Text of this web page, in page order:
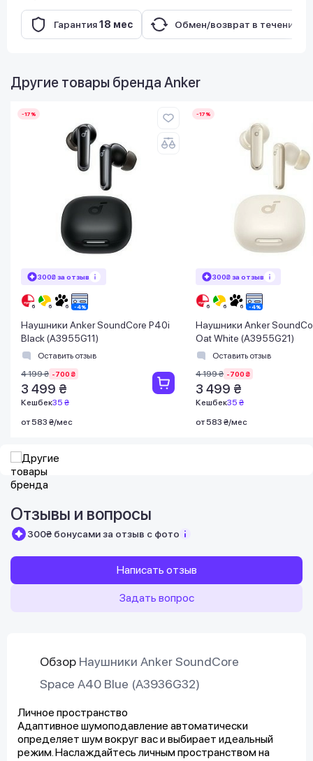
Гарантия18 мес Обмен/возврат в течение
Другие товары бренда Anker
-17%
300₴ за отзыв
Наушники Anker SoundCore P40i
Black (A3955G11)
Оставить отзыв
4 199 ₴ -700 ₴
3 499 ₴
Кешбек35 ₴
от 583 ₴/мес
-17%
300₴ за отзыв
Наушники Anker
Oat White (A3955G21)
Оставить отзыв
4 199 ₴ -700 ₴
3 499 ₴
Кешбек35 ₴
от 583 ₴/мес
Отзывы и вопросы
300₴ бонусами за отзыв с фото
Написать отзыв
Задать вопрос
Обзор Наушники Anker SoundCore
Space A40 Blue (A3936G32)
Личное пространство
Адаптивное шумоподавление автоматически
определяет шум вокруг вас и выбирает идеальный
режим. Наслаждайтесь личным пространством на